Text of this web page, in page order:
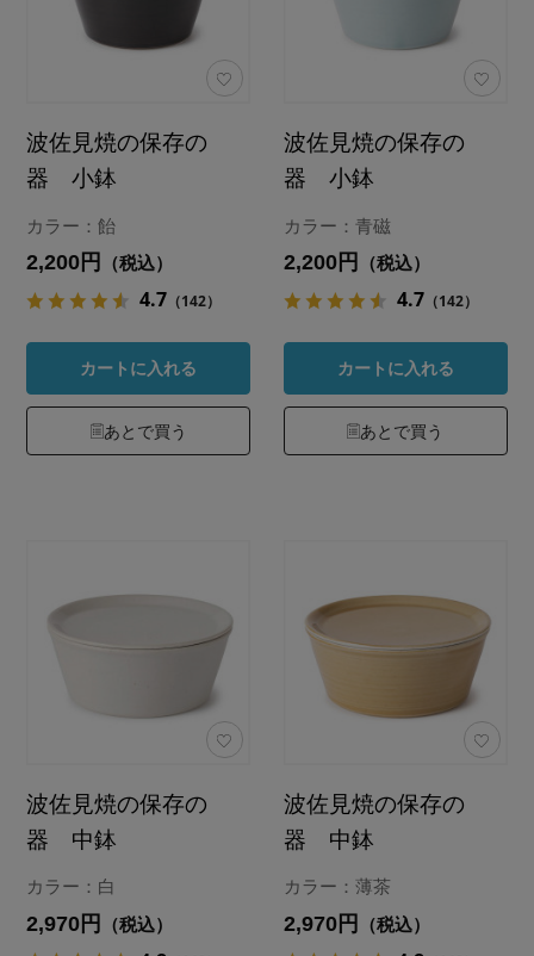
波佐見焼の保存の
器 小鉢
カラー：飴
2,200円 （税込）
4.7 （142）
カートに入れる
あとで買う
波佐見焼の保存の
器 小鉢
カラー：青磁
2,200円 （税込）
4.7 （142）
カートに入れる
あとで買う
波佐見焼の保存の
器 中鉢
カラー：白
2,970円 （税込）
波佐見焼の保存の
器 中鉢
カラー：薄茶
2,970円 （税込）